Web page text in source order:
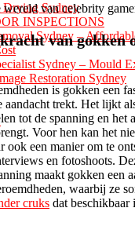
Drying Sydney
INSPECTIONS
Sydney –
Sydney – Mould
Restoration Sydney
van celebrity
van gokken
is gokken een
aandacht trekt. Het lijkt
tot de spanning en het
Voor hen kan het
ook een manier om te
en fotoshoots.
maakt gokken een
waarbij ze
cruks dat beschikbaar